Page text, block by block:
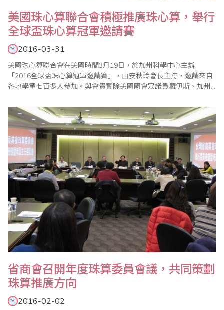
美國珠心算聯合會積極推廣珠心算，舉行
全球盃珠心算冠軍邀請賽
2016-03-31
美國珠心算聯合會在美國時間3月19日，於加州科學中心主辦
「2016全球盃珠心算冠軍邀請賽」，由安秋玲會長主持，邀請來自
各地學童七百多人參加。與會貴賓除美國國會眾議員羅伊斯、加州
焰伉儷、印尼林建中會長伉儷等多人。 此次比賽結合推廣科學教育
基礎理念，讓人留下深刻印象；活動中「快閃心算表演賽」成功的
將比賽帶入最高潮，並於頒獎典禮前進行PK賽..
省商會召開年度珠算委員會議，共同策劃
珠算推廣方向
2016-02-02